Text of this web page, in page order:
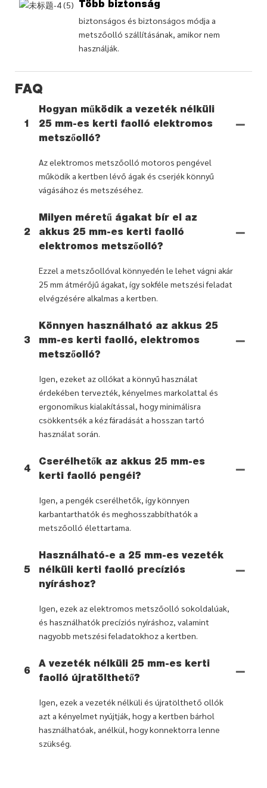
Több biztonság
biztonságos és biztonságos módja a
metszőolló szállításának, amikor nem
használják.
FAQ
1
Hogyan működik a vezeték nélküli
25 mm-es kerti faolló elektromos
metszőolló?
Az elektromos metszőolló motoros pengével
működik a kertben lévő ágak és cserjék könnyű
vágásához és metszéséhez.
2
Milyen méretű ágakat bír el az
akkus 25 mm-es kerti faolló
elektromos metszőolló?
Ezzel a metszőollóval könnyedén le lehet vágni akár
25 mm átmérőjű ágakat, így sokféle metszési feladat
elvégzésére alkalmas a kertben.
3
Könnyen használható az akkus 25
mm-es kerti faolló, elektromos
metszőolló?
Igen, ezeket az ollókat a könnyű használat
érdekében tervezték, kényelmes markolattal és
ergonomikus kialakítással, hogy minimálisra
csökkentsék a kéz fáradását a hosszan tartó
használat során.
4
Cserélhetők az akkus 25 mm-es
kerti faolló pengéi?
Igen, a pengék cserélhetők, így könnyen
karbantarthatók és meghosszabbíthatók a
metszőolló élettartama.
5
Használható-e a 25 mm-es vezeték
nélküli kerti faolló precíziós
nyíráshoz?
Igen, ezek az elektromos metszőolló sokoldalúak,
és használhatók precíziós nyíráshoz, valamint
nagyobb metszési feladatokhoz a kertben.
6
A vezeték nélküli 25 mm-es kerti
faolló újratölthető?
Igen, ezek a vezeték nélküli és újratölthető ollók
azt a kényelmet nyújtják, hogy a kertben bárhol
használhatóak, anélkül, hogy konnektorra lenne
szükség.